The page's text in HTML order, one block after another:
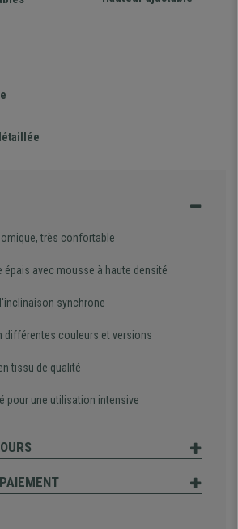
très confortable
épais avec mousse à haute densité
synchrone
différentes couleurs et versions
tissu de qualité
pour une utilisation intensive